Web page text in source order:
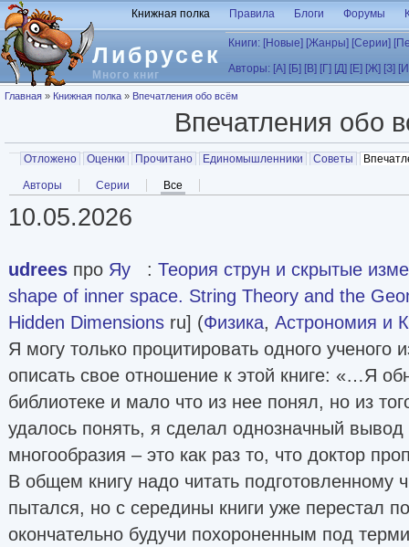
Перейти к основному содержанию
Либрусек
Много книг
Книжная полка Правила Блоги Форумы
Книги: [Новые] [Жанры] [Серии]
Авторы: [А] [Б] [В] [Г] [Д] [Е] [Ж] [З]
Вы здесь
Главная » Книжная полка » Впечатления обо всём
Впечатления обо
Главные вкладки
Отложено Оценки Прочитано Единомышленники Советы
Вторичные вкладки
Авторы Серии Все
10.05.2026
udrees про Яу : Теория струн и скрытые
shape of inner space. String Theory and the
Hidden Dimensions ru] (Физика, Астрономия и
Я могу только процитировать одного ученого
описать свое отношение к этой книге: «…Я
библиотеке и мало что из нее понял, но из
удалось понять, я сделал однозначный вывод
многообразия – это как раз то, что доктор
В общем книгу надо читать подготовленному
пытался, но с середины книги уже перестал
окончательно будучи похороненным под